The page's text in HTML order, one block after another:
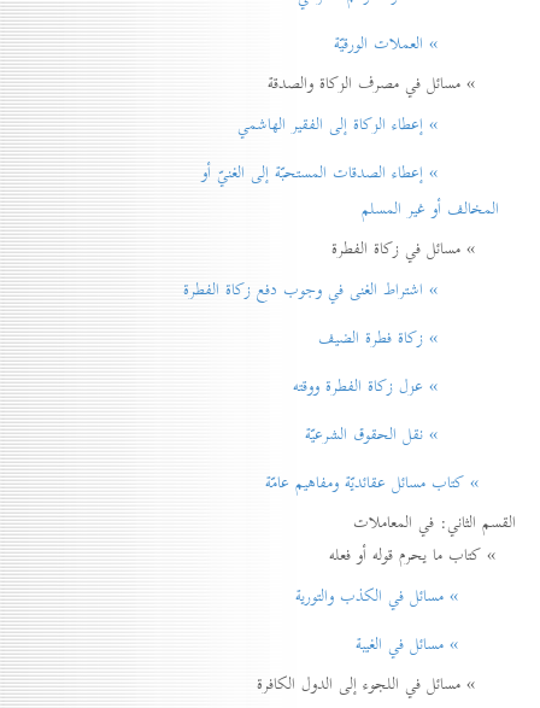
» العملات الورقيّة
» مسائل في مصرف الزكاة والصدقة
» إعطاء الزكاة إلی الفقير الهاشمي
» إعطاء الصدقات المستحبّة إلی الغنيّ أو
المخالف أو غير المسلم
» مسائل في زكاة الفطرة
» اشتراط الغنی في وجوب دفع زكاة الفطرة
» زكاة فطرة الضيف
» عزل زكاة الفطرة ووقته
» نقل الحقوق الشرعيّة
» كتاب مسائل عقائديّة ومفاهيم عامّة
القسم الثاني: في المعاملات
» كتاب ما يحرم قوله أو فعله
» مسائل في الكذب والتورية
» مسائل في الغيبة
» مسائل في اللجوء إلى الدول الكافرة